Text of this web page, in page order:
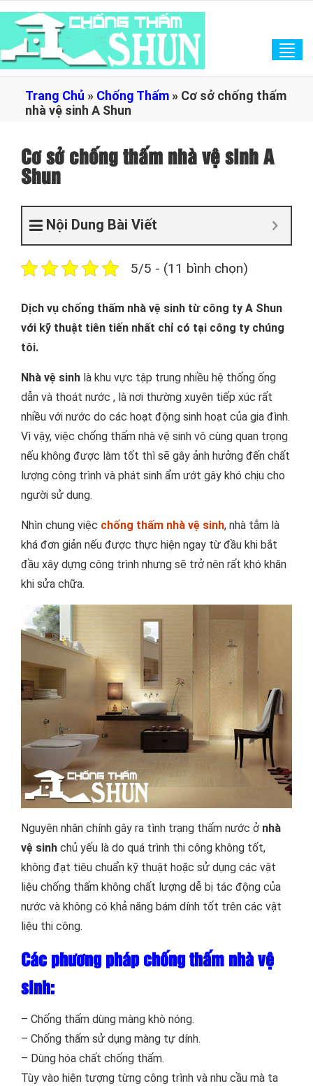
Trang Chủ » Chống Thấm » Cơ sở chống thấm
nhà vệ sinh A Shun
Cơ sở chống thấm nhà vệ sinh A
Shun
Nội Dung Bài Viết
5/5 - (11 bình chọn)
Dịch vụ chống thấm nhà vệ sinh từ công ty A Shun
với kỹ thuật tiên tiến nhất chỉ có tại công ty chúng
tôi.
Nhà vệ sinh là khu vực tập trung nhiều hệ thống ống
dẫn và thoát nước , là nơi thường xuyên tiếp xúc rất
nhiều với nước do các hoạt động sinh hoạt của gia đình.
Vì vậy, việc chống thấm nhà vệ sinh vô cùng quan trọng
nếu không được làm tốt thì sẽ gây ảnh hưởng đến chất
lượng công trình và phát sinh ẩm ướt gây khó chịu cho
người sử dụng.
Nhìn chung việc chống thấm nhà vệ sinh, nhà tắm là
khá đơn giản nếu được thực hiện ngay từ đầu khi bắt
đầu xây dựng công trình nhưng sẽ trở nên rất khó khăn
khi sửa chữa.
Nguyên nhân chính gây ra tình trạng thấm nước ở nhà
vệ sinh chủ yếu là do quá trình thi công không tốt,
không đạt tiêu chuẩn kỹ thuật hoặc sử dụng các vật
liệu chống thấm không chất lượng dễ bị tác động của
nước và không có khả năng bám dính tốt trên các vật
liệu thi công.
Các phương pháp chống thấm nhà vệ
sinh:
– Chống thấm dùng màng khò nóng.
– Chống thấm sử dụng màng tự dính.
– Dùng hóa chất chống thấm.
Tùy vào hiện tượng từng công trình và nhu cầu mà ta